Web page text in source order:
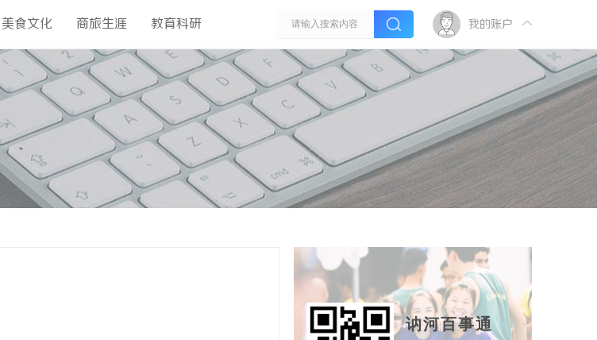
美食文化 商旅生涯 教育科研 我的账户
讷河百事通